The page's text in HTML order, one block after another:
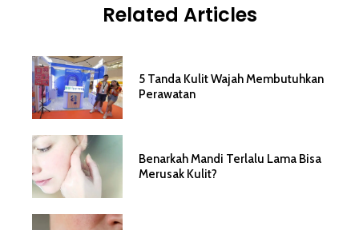
Related Articles
5 Tanda Kulit Wajah Membutuhkan
Perawatan
Benarkah Mandi Terlalu Lama Bisa
Merusak Kulit?